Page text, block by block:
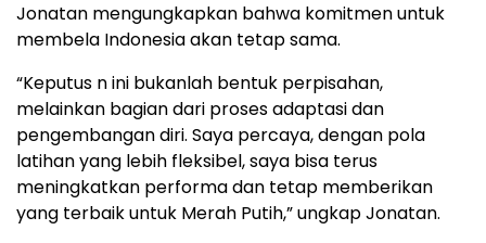
Jonatan mengungkapkan bahwa komitmen untuk
membela Indonesia akan tetap sama.
“Keputus n ini bukanlah bentuk perpisahan,
melainkan bagian dari proses adaptasi dan
pengembangan diri. Saya percaya, dengan pola
latihan yang lebih fleksibel, saya bisa terus
meningkatkan performa dan tetap memberikan
yang terbaik untuk Merah Putih,” ungkap Jonatan.